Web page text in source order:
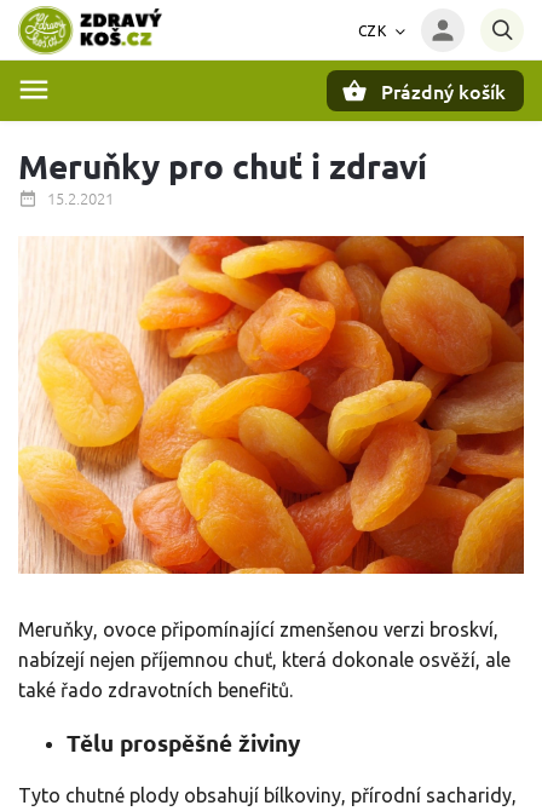
CZK
Prázdný košík
Meruňky pro chuť i zdraví
15.2.2021
Meruňky, ovoce připomínající zmenšenou verzi broskví,
nabízejí nejen příjemnou chuť, která dokonale osvěží, ale
také řado zdravotních benefitů.
Tělu prospěšné živiny
Tyto chutné plody obsahují bílkoviny, přírodní sacharidy,